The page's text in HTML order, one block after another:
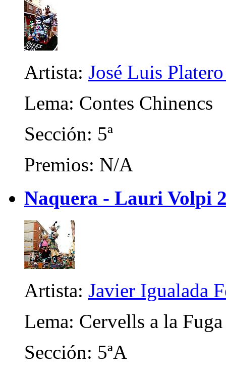
Artista: José Luis
Lema: Contes Chinencs
Sección: 5ª
Premios: N/A
Naquera - Lauri Volpi
Artista: Javier Igualada
Lema: Cervells a la Fuga
Sección: 5ªA